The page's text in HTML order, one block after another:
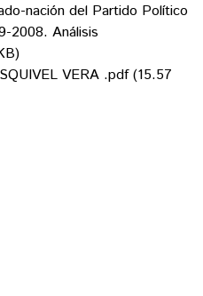
nación del Partido Político
2008. Análisis
VERA .pdf(15.57